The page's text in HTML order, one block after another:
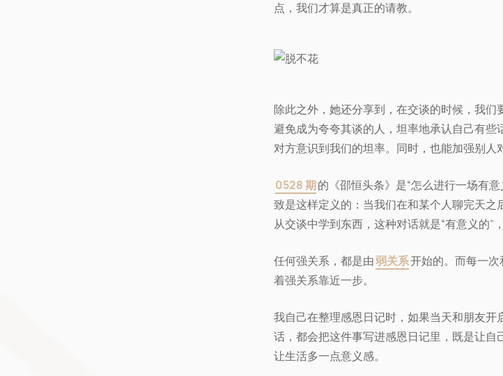
点，我们才算是真正的请教。
除此之外，她还分享到，在交谈的时候，我们
避免成为夸夸其谈的人，坦率地承认自己有些
对方意识到我们的坦率。同时，也能加强别人
0528 期的《邵恒头条》是“怎么进行一场有
致是这样定义的：当我们在和某个人聊完天之
从交谈中学到东西，这种对话就是“有意义的”
任何强关系，都是由弱关系开始的。而每一
着强关系靠近一步。
我自己在整理感恩日记时，如果当天和朋友开
话，都会把这件事写进感恩日记里，既是让自
让生活多一点意义感。